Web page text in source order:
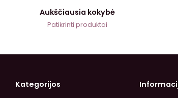
Aukščiausia kokybė
Patikrinti produktai
Kategorijos